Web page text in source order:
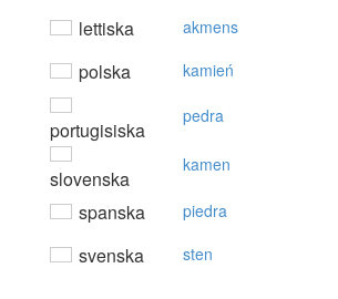
lettiska akmens
polska kamień
portugisiska
pedra
slovenska
kamen
spanska piedra
svenska sten